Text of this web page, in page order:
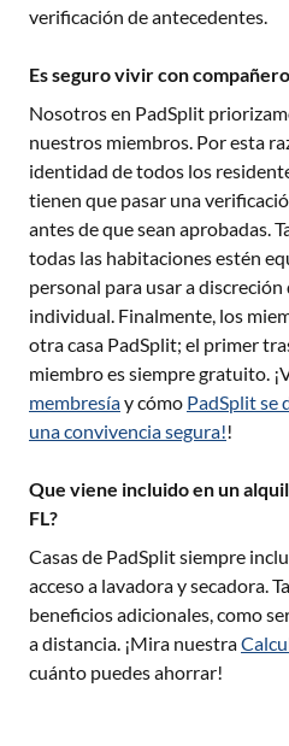
verificación de antecedentes.
Es seguro vivir con
Nosotros en PadSplit
nuestros miembros. Por esta
identidad de todos los
tienen que pasar una
antes de que sean aprobadas.
todas las habitaciones estén
personal para usar a
individual. Finalmente, los
otra casa PadSplit; el primer
miembro es siempre gratuito.
membresíay cómo PadSplit se
una convivencia segura!!
Que viene incluido en un
FL?
Casas de PadSplit siempre
acceso a lavadora y secadora.
beneficios adicionales, como
a distancia. ¡Mira nuestra
cuánto puedes ahorrar!